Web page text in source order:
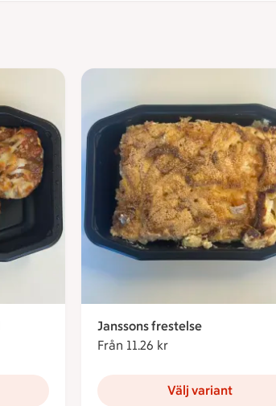
Janssons frestelse
Från 11.26 kr
Välj variant